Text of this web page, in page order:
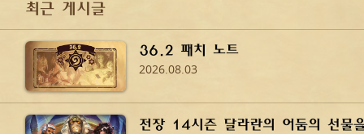
최근 게시글
36.2 패치 노트
2026.08.03
전장 14시즌 달라란의 어둠의 선물